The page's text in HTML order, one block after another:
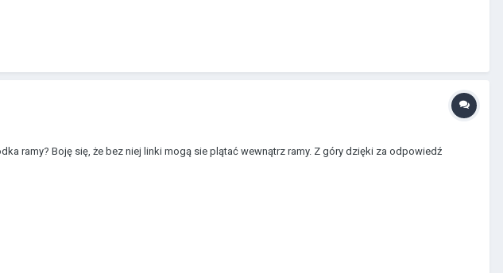
ramy? Boję się, że bez niej linki mogą sie plątać wewnątrz ramy. Z góry dzięki za odpowiedź